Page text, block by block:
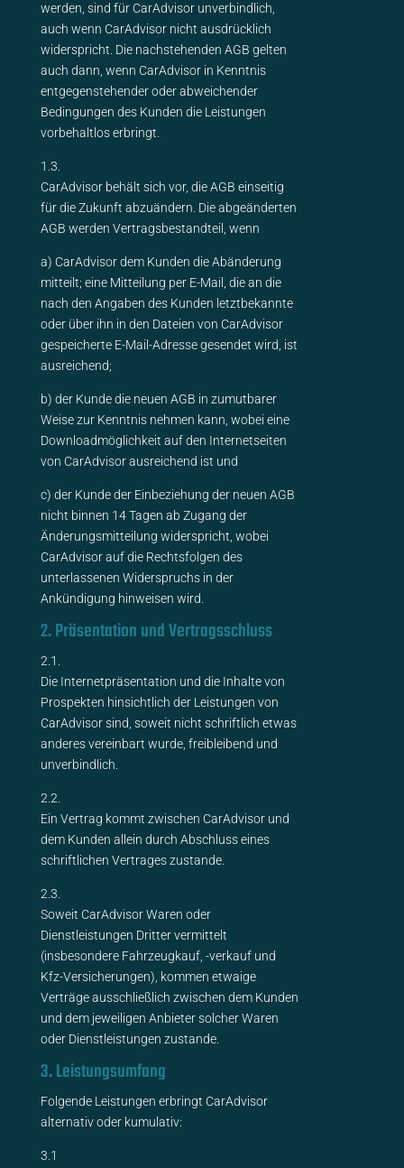
werden, sind für CarAdvisor unverbindlich,
auch wenn CarAdvisor nicht ausdrücklich
widerspricht. Die nachstehenden AGB gelten
auch dann, wenn CarAdvisor in Kenntnis
entgegenstehender oder abweichender
Bedingungen des Kunden die Leistungen
vorbehaltlos erbringt.
1.3.
CarAdvisor behält sich vor, die AGB einseitig
für die Zukunft abzuändern. Die abgeänderten
AGB werden Vertragsbestandteil, wenn
a) CarAdvisor dem Kunden die Abänderung
mitteilt; eine Mitteilung per E-Mail, die an die
nach den Angaben des Kunden letztbekannte
oder über ihn in den Dateien von CarAdvisor
gespeicherte E-Mail-Adresse gesendet wird, ist
ausreichend;
b) der Kunde die neuen AGB in zumutbarer
Weise zur Kenntnis nehmen kann, wobei eine
Downloadmöglichkeit auf den Internetseiten
von CarAdvisor ausreichend ist und
c) der Kunde der Einbeziehung der neuen AGB
nicht binnen 14 Tagen ab Zugang der
Änderungsmitteilung widerspricht, wobei
CarAdvisor auf die Rechtsfolgen des
unterlassenen Widerspruchs in der
Ankündigung hinweisen wird.
2. Präsentation und Vertragsschluss
2.1.
Die Internetpräsentation und die Inhalte von
Prospekten hinsichtlich der Leistungen von
CarAdvisor sind, soweit nicht schriftlich etwas
anderes vereinbart wurde, freibleibend und
unverbindlich.
2.2.
Ein Vertrag kommt zwischen CarAdvisor und
dem Kunden allein durch Abschluss eines
schriftlichen Vertrages zustande.
2.3.
Soweit CarAdvisor Waren oder
Dienstleistungen Dritter vermittelt
(insbesondere Fahrzeugkauf, -verkauf und
Kfz-Versicherungen), kommen etwaige
Verträge ausschließlich zwischen dem Kunden
und dem jeweiligen Anbieter solcher Waren
oder Dienstleistungen zustande.
3. Leistungsumfang
Folgende Leistungen erbringt CarAdvisor
alternativ oder kumulativ:
3.1